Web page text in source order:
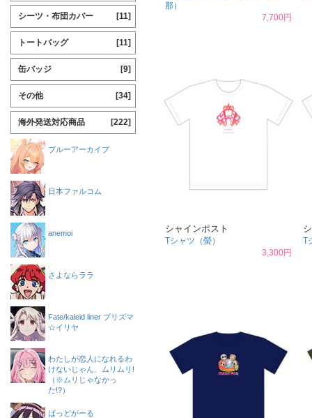
那）
7,700円
シャインポスト
Tシャツ（螢）
3,300円
T
シーツ・布団カバー [11]
トートバッグ [11]
缶バッジ [9]
その他 [34]
海外発送対応商品 [222]
ブルーアーカイブ
日本ファルコム
anemoi
さよならララ
Fate/kaleid liner プリズマ
☆イリヤ
わたしが恋人になれるわ
けないじゃん、ムリムリ!
（※ムリじゃなかっ
た!?）
ばっどがーる